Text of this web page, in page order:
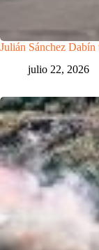
Julián Sánchez
julio 22, 2026